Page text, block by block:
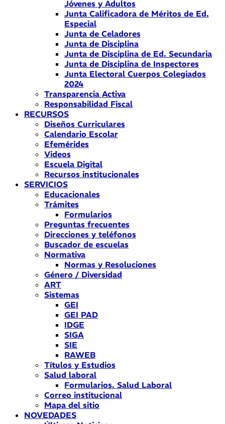
Jóvenes y Adultos
Junta Calificadora de Méritos de Ed.
Especial
Junta de Celadores
Junta de Disciplina
Junta de Disciplina de Ed. Secundaria
Junta de Disciplina de Inspectores
Junta Electoral Cuerpos Colegiados
2024
Transparencia Activa
Responsabilidad Fiscal
RECURSOS
Diseños Curriculares
Calendario Escolar
Efemérides
Videos
Escuela Digital
Recursos institucionales
SERVICIOS
Educacionales
Trámites
Formularios
Preguntas frecuentes
Direcciones y teléfonos
Buscador de escuelas
Normativa
Normas y Resoluciones
Género / Diversidad
ART
Sistemas
GEI
GEI PAD
IDGE
SIGA
SIE
RAWEB
Títulos y Estudios
Salud laboral
Formularios. Salud Laboral
Correo institucional
Mapa del sitio
NOVEDADES